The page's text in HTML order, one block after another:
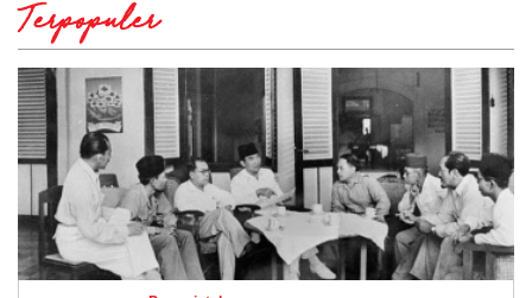
Terpopuler